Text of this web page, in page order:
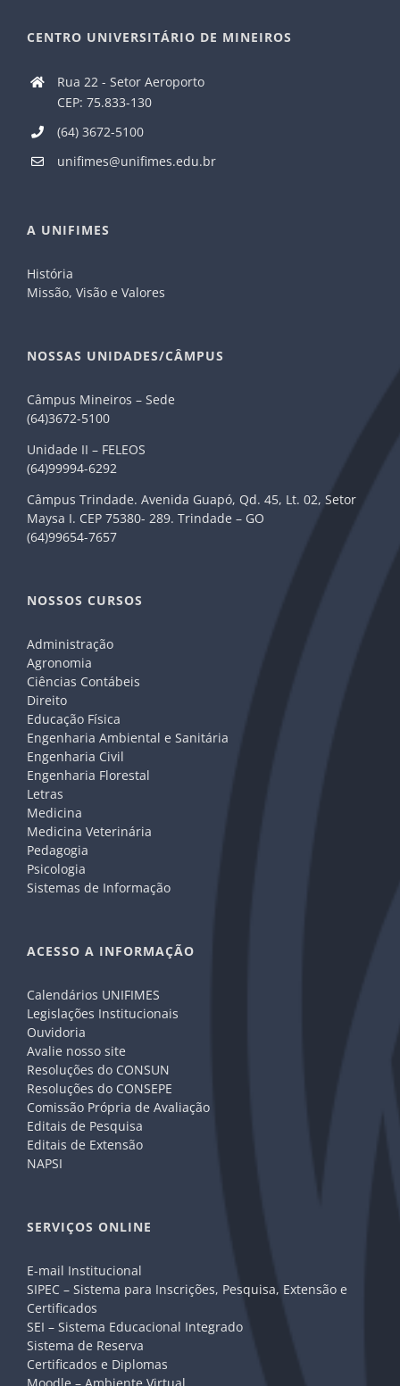
CENTRO UNIVERSITÁRIO DE MINEIROS
Rua 22 - Setor Aeroporto
CEP: 75.833-130
(64) 3672-5100
unifimes@unifimes.edu.br
A UNIFIMES
História
Missão, Visão e Valores
NOSSAS UNIDADES/CÂMPUS
Câmpus Mineiros – Sede
(64)3672-5100
Unidade II – FELEOS
(64)99994-6292
Câmpus Trindade. Avenida Guapó, Qd. 45, Lt. 02, Setor
Maysa I. CEP 75380- 289. Trindade – GO
(64)99654-7657
NOSSOS CURSOS
Administração
Agronomia
Ciências Contábeis
Direito
Educação Física
Engenharia Ambiental e Sanitária
Engenharia Civil
Engenharia Florestal
Letras
Medicina
Medicina Veterinária
Pedagogia
Psicologia
Sistemas de Informação
ACESSO A INFORMAÇÃO
Calendários UNIFIMES
Legislações Institucionais
Ouvidoria
Avalie nosso site
Resoluções do CONSUN
Resoluções do CONSEPE
Comissão Própria de Avaliação
Editais de Pesquisa
Editais de Extensão
NAPSI
SERVIÇOS ONLINE
E-mail Institucional
SIPEC – Sistema para Inscrições, Pesquisa, Extensão e
Certificados
SEI – Sistema Educacional Integrado
Sistema de Reserva
Certificados e Diplomas